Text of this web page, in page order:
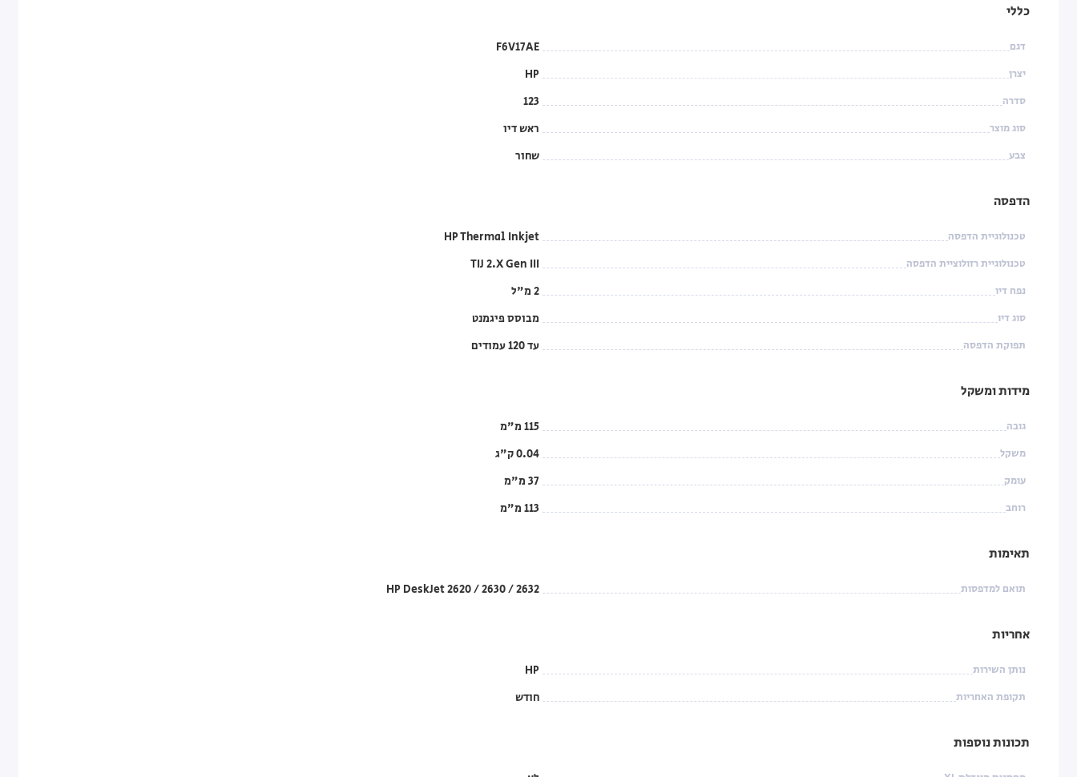
כללי
דגם F6V17AE
יצרן HP
סדרה 123
סוג מוצר ראש דיו
צבע שחור
הדפסה
טכנולוגיית הדפסה HP Thermal Inkjet
טכנולוגיית רזולוציית הדפסה TIJ 2.X Gen III
נפח דיו 2 מ"ל
סוג דיו מבוסס פיגמנט
תפוקת הדפסה עד 120 עמודים
מידות ומשקל
גובה 115 מ"מ
משקל 0.04 ק"ג
עומק 37 מ"מ
רוחב 113 מ"מ
תאימות
תואם למדפסות HP DeskJet 2620 / 2630 / 2632
אחריות
נותן השירות HP
תקופת האחריות חודש
תכונות נוספות